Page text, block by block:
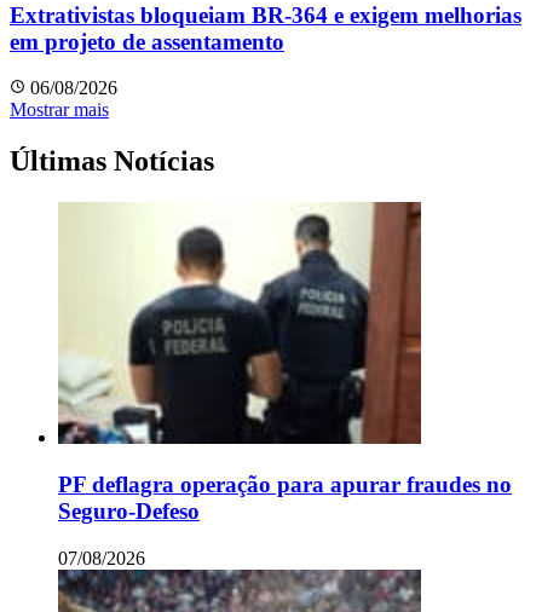
Extrativistas bloqueiam BR-364 e exigem melhorias
em projeto de assentamento
06/08/2026
Mostrar mais
Últimas Notícias
PF deflagra operação para apurar fraudes no
Seguro-Defeso
07/08/2026